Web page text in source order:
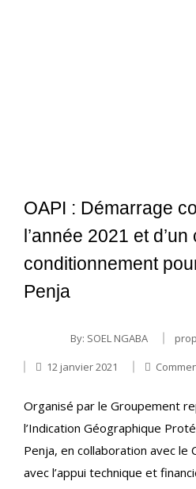
OAPI : Démarrage
l’année 2021 et
conditionnement
Penja
By: SOEL NGABA
12 janvier 2021
Organisé par le Groupement
l’Indication Géographique
Penja, en collaboration avec le
avec l’appui technique et